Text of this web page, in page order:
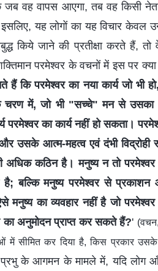
जब वह वापस आएगा, तब वह किसी
यह लोगों का यह विचार केवल
किये जाने की प्रतीक्षा करते हैं,
परमेश्वर के वचनों में इस पर क्या
कि परमेश्वर का नया कार्य जो भी हो,
चरण में, जो भी "सच्चे" मन से
परमेश्वर का कार्य नहीं हो सकता।
उसके आत्म-महत्व एवं दंभी विद्रोही
कठिन है। मनुष्य न तो परमेश्वर
बल्कि मनुष्य परमेश्वर से प्रकाशन
मनुष्य का व्यवहार नहीं है जो
अनुमोदन प्राप्त कर सकते हैं?'
में सीमित कर दिया है, किस प्रकार
प्रभु के आगमन के मामले में, यदि